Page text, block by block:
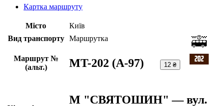
Картка маршруту
Місто
Київ
Вид транспорту
Маршрутка
Маршрут №
(альт.)
MT-202 (А-97) 12 ₴
М "СВЯТОШИН" — вул.